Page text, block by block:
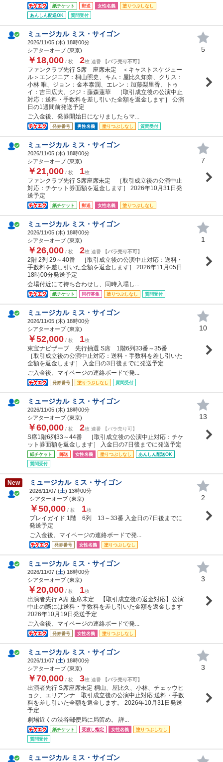
紙チケット 郵送 女性名義
塗りつぶしなし
あんしん配送OK
質問受付
ミュージカル ミス・サイゴン
2026/11/05 (木) 18時00分
シアターオーブ (東京)
￥18,000 / 枚 2枚 連番 【バラ売り不可】
ファンクラブ先行 S席 座席未定 ＜キャストスケジュー
ル＞エンジニア：桐山照史、キム：屋比久知奈、クリス：
小林 唯、ジョン：金本泰潤、エレン：加藤梨里香、トゥ
イ：吉田広大、ジジ：藤森蓮華 ［取引成立後の公演中止
対応：送料・手数料を差し引いた全額を返金します］ 公演
日の1週間前発送予定
ご入金後、発券開始日になりましたらマ...
発券番号 男性名義 塗りつぶしなし 質問受付
5
ミュージカル ミス・サイゴン
2026/11/05 (木) 18時00分
シアターオーブ (東京)
￥21,000 / 枚 1枚
ファンクラブ先行 S席座席未定 ［取引成立後の公演中止
対応：チケット券面額を返金します］ 2026年10月31日発
送予定
紙チケット 郵送 女性名義 塗りつぶしなし
7
ミュージカル ミス・サイゴン
2026/11/05 (木) 18時00分
シアターオーブ (東京)
￥26,000 / 枚 2枚 連番 【バラ売り不可】
2階 2列 29～40番 ［取引成立後の公演中止対応：送料・
手数料を差し引いた全額を返金します］ 2026年11月05日
18時00分発送予定
会場付近にて待ち合わせし、同時入場し...
紙チケット 同行募集 塗りつぶしなし 質問受付
1
ミュージカル ミス・サイゴン
2026/11/05 (木) 18時00分
シアターオーブ (東京)
￥52,000 / 枚 1枚
東宝ナビザーブ 先行抽選 S席 1階6列33番～35番
［取引成立後の公演中止対応：送料・手数料を差し引いた
全額を返金します］ 入金日の3日後までに発送予定
ご入金後、マイページの連絡ボードで発...
発券番号 塗りつぶしなし 質問受付
10
ミュージカル ミス・サイゴン
2026/11/05 (木) 18時00分
シアターオーブ (東京)
￥60,000 / 枚 2枚 連番 【バラ売り可】
S席1階6列33～44番 ［取引成立後の公演中止対応：チケ
ット券面額を返金します］ 入金日の7日後までに発送予定
紙チケット 郵送 女性名義 塗りつぶしなし
あんしん配送OK
質問受付
13
New ミュージカル ミス・サイゴン
2026/11/07 (土) 13時00分
シアターオーブ (東京)
￥50,000 / 枚 1枚
プレイガイド 1階 6列 13～33番 入金日の7日後までに
発送予定
ご入金後、マイページの連絡ボードで発...
発券番号 女性名義 塗りつぶしなし
2
ミュージカル ミス・サイゴン
2026/11/07 (土) 18時00分
シアターオーブ (東京)
￥20,000 / 枚 1枚
出演者先行 A席 座席未定 【取引成立後の返金対応】公演
中止の際には送料・手数料を差し引いた金額を返金します
2026年10月19日発送予定
ご入金後、マイページの連絡ボードで発...
発券番号 女性名義 塗りつぶしなし
3
ミュージカル ミス・サイゴン
2026/11/07 (土) 18時00分
シアターオーブ (東京)
￥70,000 / 枚 3枚 連番 【バラ売り不可】
出演者先行 S席座席未定 桐山、屋比久、小林、チェッウヒ
ョク、エリアンナ 取引成立後の公演中止対応:送料・手数
料を差し引いた全額を返金します。 2026年10月31日発送
予定
劇場近くの渋谷郵便局に局留め。 詳...
紙チケット 受渡し指定 女性名義
塗りつぶしなし
質問受付
3
ミュージカル ミス・サイゴン